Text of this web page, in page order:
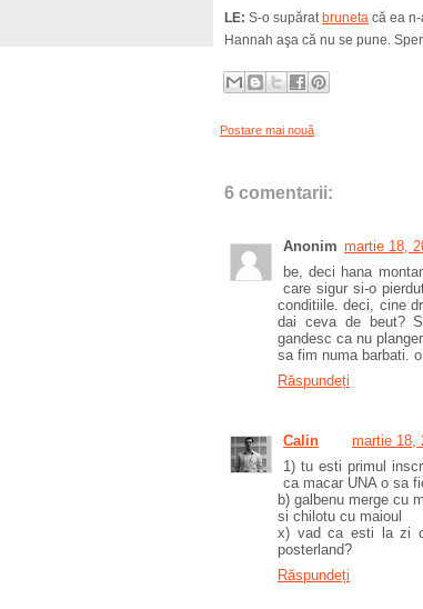
LE: S-o supărat bruneta că ea
Hannah aşa că nu se pune.
Postare mai nouă
6 comentarii:
Anonim martie 18,
be, deci hana
care sigur si-o
conditiile. deci, cine
dai ceva de beut?
gandesc ca nu
sa fim numa barbati.
Răspundeți
Calin
martie 18,
1) tu esti primul
ca macar UNA o sa
b) galbenu merge cu
si chilotu cu maioul
x) vad ca esti la zi
posterland?
Răspundeți